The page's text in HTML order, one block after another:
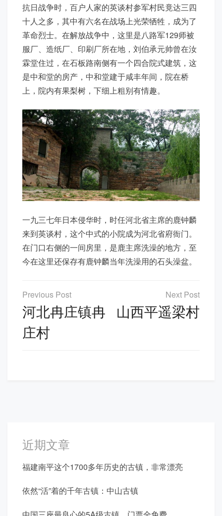
抗日战争时，百户人家的英谈村参军村民竟达三四
十人之多，其中有六名在战场上光荣牺牲，成为了
革命烈士。在解放战争中，这里是八路军129师被
服厂、造纸厂、印刷厂所在地，刘伯承元帅曾在汝
霖堂住过，在石板路南侧有一个四合院式建筑，这
是中和堂的房产，中和堂建于咸丰年间，院在桥
上，院内有果梨树，下细上粗别有情趣。
一九三七年日本侵华时，时任河北省主席的鹿钟麟
来到英谈村，这个中式的小院成为河北省府衙门。
在门口右侧的一间房里，是鹿主席洗澡的地方，至
今在这里还保存有鹿钟麟当年洗澡用的石头澡盆。
文
章
导
航
河北冉庄镇冉
庄村
山西平遥梁村
近期文章
福建南平这个1700多年历史的古镇，非常漂亮
依然“活”着的千年古镇：中山古镇